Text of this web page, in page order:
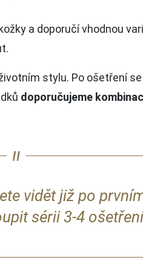
a doporučí vhodnou
stylu. Po ošetření
doporučujeme
vidět již po
sérii 3-4